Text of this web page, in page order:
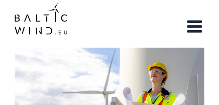
zawartości
Pokaż
obrazek